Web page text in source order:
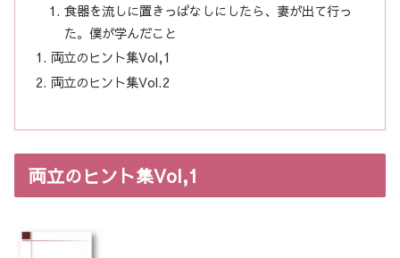
食器を流しに置きっぱなしにしたら、妻が出て行っ
た。僕が学んだこと
両立のヒント集Vol,1
両立のヒント集Vol.2
両立のヒント集Vol,1